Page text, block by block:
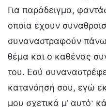
Για παράδειγμα,
οποία έχουν
συναναστραφούν
θέμα και ο καθένας
του. Εσύ
κατανόησή σου, εγώ
μου σχετικά μ’ αυτό·